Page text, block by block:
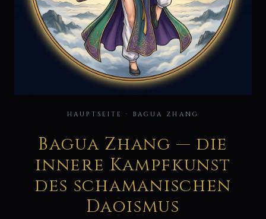
八
HAUPTSEITE · BAGUA ZHANG
Bagua Zhang — die
innere Kampfkunst
des schamanischen
Daoismus